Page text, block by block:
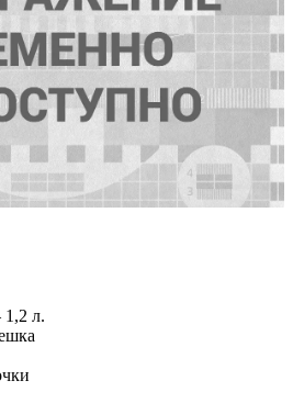
л.